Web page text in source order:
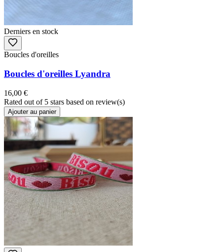
Derniers en stock
Boucles d'oreilles
Boucles d'oreilles Lyandra
16,00 €
Rated out of 5 stars based on review(s)
Ajouter au panier